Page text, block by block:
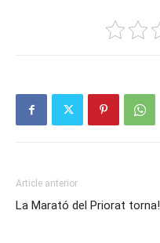
Article anterior
La Marató del Priorat torna!